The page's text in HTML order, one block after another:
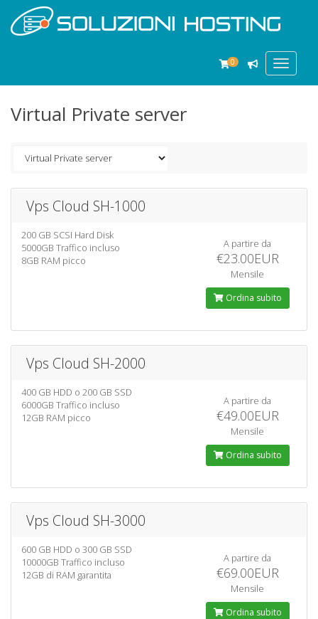
Toggle
0
Virtual Private server
Vps Cloud SH-1000
200 GB SCSI Hard Disk
5000GB Traffico incluso
8GB RAM picco
A partire da
€23.00EUR
Mensile
Ordina subito
Vps Cloud SH-2000
400 GB HDD o 200 GB SSD
6000GB Traffico incluso
12GB RAM picco
A partire da
€49.00EUR
Mensile
Ordina subito
Vps Cloud SH-3000
600 GB HDD o 300 GB SSD
10000GB Traffico incluso
12GB di RAM garantita
A partire da
€69.00EUR
Mensile
Ordina subito